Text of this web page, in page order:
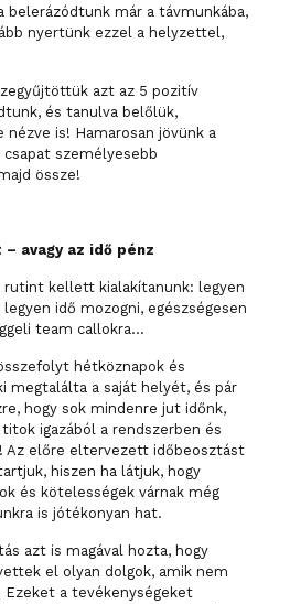
belerázódtunk már a távmunkába,
nyertünk ezzel a helyzettel,
azt az 5 pozitív
és tanulva belőlük,
nézve is! Hamarosan jövünk a
személyesebb
össze!
avagy az idő pénz
rutint kellett kialakítanunk: legyen
idő mozogni, egészségesen
team callokra…
hétköznapok és
megtalálta a saját helyét, és pár
hogy sok mindenre jut időnk,
igazából a rendszerben és
Az előre eltervezett időbeosztást
hiszen ha látjuk, hogy
és kötelességek várnak még
is jótékonyan hat.
azt is magával hozta, hogy
el olyan dolgok, amik nem
a tevékenységeket